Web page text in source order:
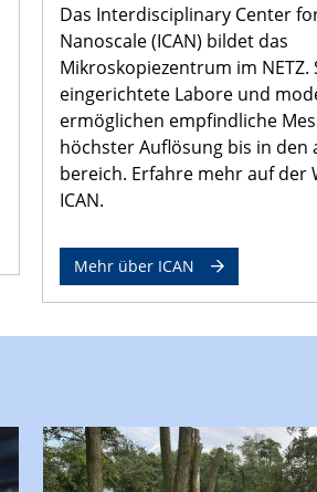
Das Interdisciplinary Center
Nanoscale (ICAN) bildet das
Mikroskopiezentrum im NETZ.
eingerichtete Labore und
ermöglichen empfindliche
höchster Auflösung bis in den
bereich. Erfahre mehr auf der
ICAN.
Mehr über ICAN